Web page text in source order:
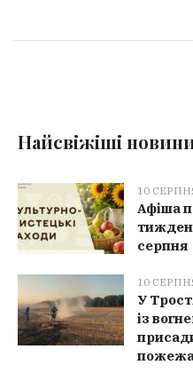
Найсвіжіші
10
Афіша
серпня
10
У
із